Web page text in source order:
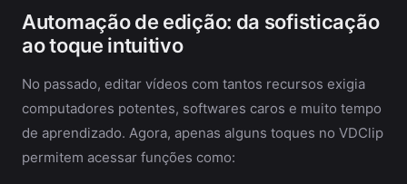
Automação de edição: da sofisticação
ao toque intuitivo
No passado, editar vídeos com tantos recursos exigia
computadores potentes, softwares caros e muito tempo
de aprendizado. Agora, apenas alguns toques no VDClip
permitem acessar funções como: